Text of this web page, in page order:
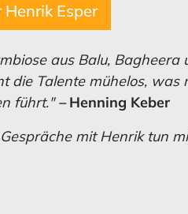
Esper
aus Balu, Bagheera
die Talente mühelos, was
führt."–Henning Keber
mit Henrik tun